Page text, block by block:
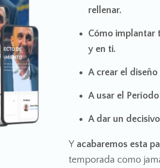
rellenar.
Cómo implantar
y en ti.
A crear el
A usar el
A dar un
Y acabaremos esta
temporada como